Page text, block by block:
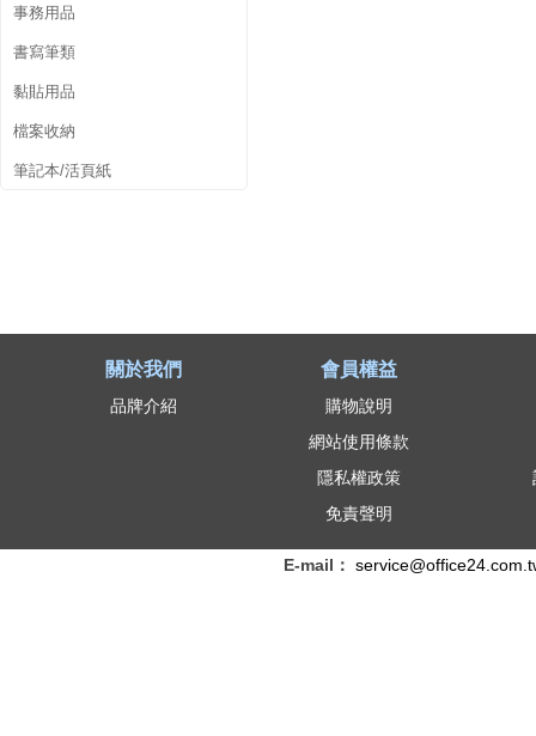
事務用品
書寫筆類
黏貼用品
檔案收納
筆記本/活頁紙
關於我們
品牌介紹
會員權益
購物說明
網站使用條款
隱私權政策
免責聲明
E-mail：